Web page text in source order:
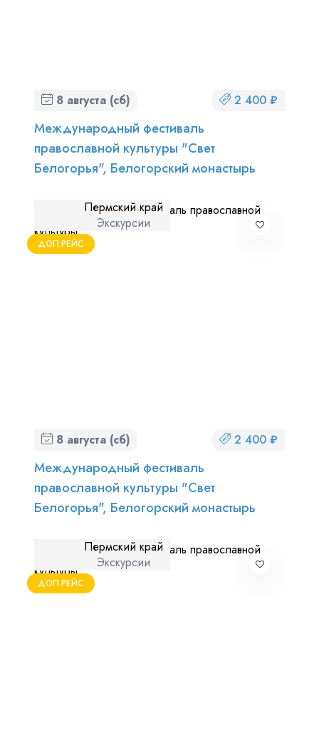
8 августа (сб) 2 400 ₽
Международный фестиваль
православной культуры "Свет
Белогорья", Белогорский монастырь
ДОП.РЕЙС
Пермский край
Экскурсии
8 августа (сб) 2 400 ₽
Международный фестиваль
православной культуры "Свет
Белогорья", Белогорский монастырь
ДОП.РЕЙС
Пермский край
Экскурсии